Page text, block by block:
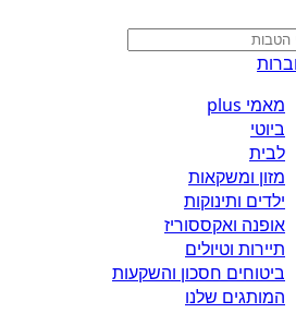
מאמי plus
ביוטי
לבית
מזון ומשקאות
ילדים ותינוקות
אופנה ואקססוריז
תיירות וטיולים
ביטוחים חסכון והשקעות
המותגים שלנו